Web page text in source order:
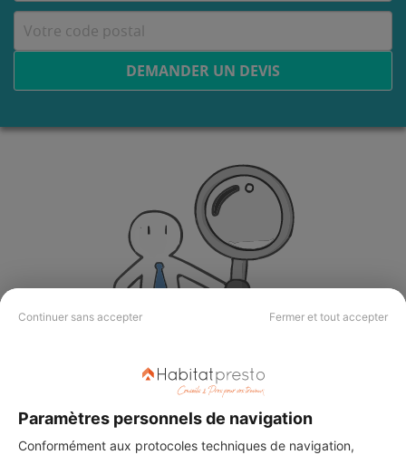
Continuer sans accepter Fermer et tout accepter
Paramètres personnels de navigation
Conformément aux protocoles techniques de navigation,
DEMANDER UN DEVIS
Aucun autre professionnel disponible dans cette zone
géographique.